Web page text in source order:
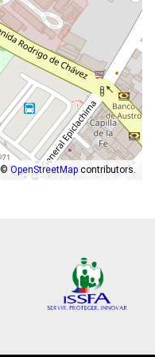
©OpenStreetMap contributors.